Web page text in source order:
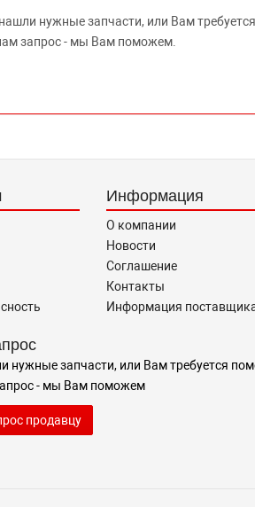
нужные запчасти, или Вам
запрос - мы Вам поможем.
Информация
О компании
Новости
Соглашение
Контакты
Информация
нужные запчасти, или Вам требуется
- мы Вам поможем
продавцу